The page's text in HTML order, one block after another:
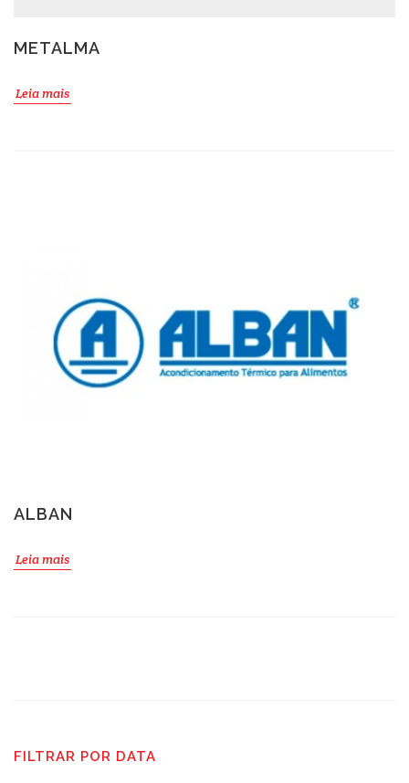
METALMA
Leia mais
ALBAN
Leia mais
FILTRAR POR DATA